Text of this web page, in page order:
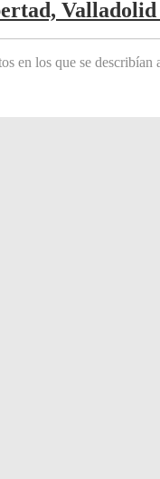
en los que se